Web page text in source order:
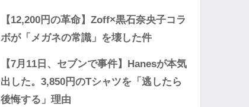
【12,200円の革命】Zoff×黒石奈央子コラ
ボが「メガネの常識」を壊した件
【7月11日、セブンで事件】Hanesが本気
出した。3,850円のTシャツを「逃したら
後悔する」理由